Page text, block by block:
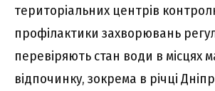
територіальних центрів
профілактики захворювань
перевіряють стан води в місцях
відпочинку, зокрема в річці